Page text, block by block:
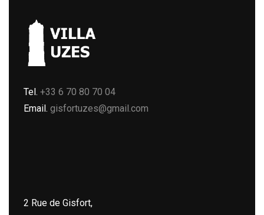
Tel. +33 6 70 80 70 04
Email. gisfortuzes@gmail.com
2 Rue de Gisfort,